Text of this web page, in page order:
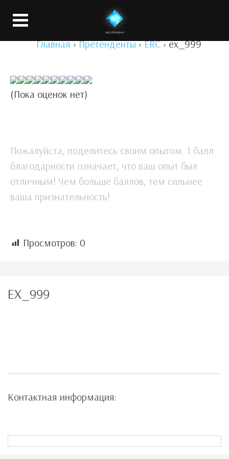
Главная › Претенденты › ERC › ex_999
(Пока оценок нет)
Пожалуйста, поделитесь своим опытом. 1 балл
благодарности означает, что ваш опыт был
отличным! Чем больше баллов, тем сильнее
ваша признательность!
Просмотров: 0
EX_999
Контактная информация: